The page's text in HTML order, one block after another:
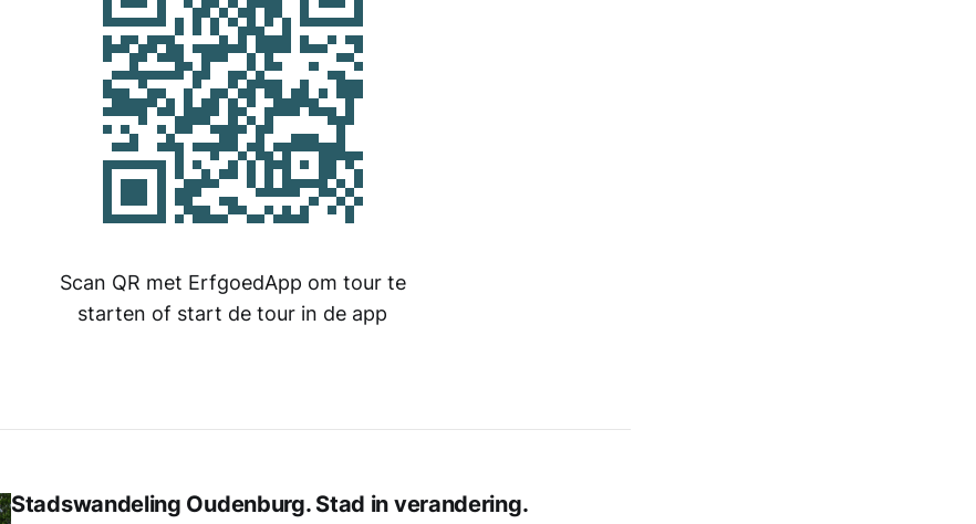
Scan QR met ErfgoedApp om tour te
starten of start de tour in de app
Stadswandeling Oudenburg. Stad in verandering.